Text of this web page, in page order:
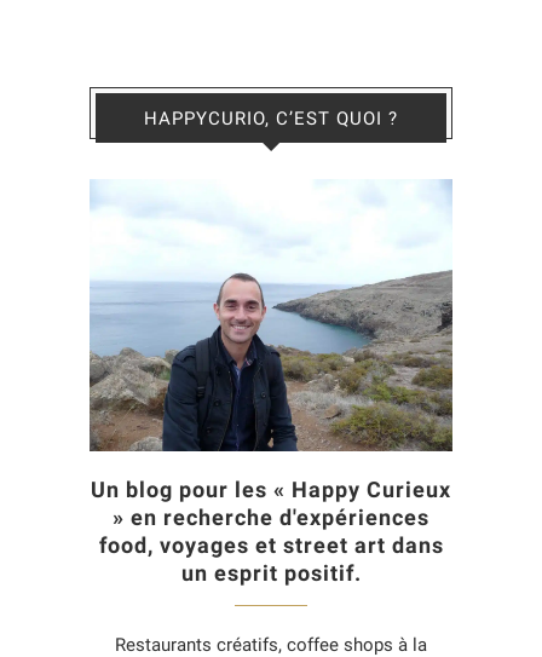
HAPPYCURIO, C’EST QUOI ?
Un blog pour les « Happy Curieux
» en recherche d'expériences
food, voyages et street art dans
un esprit positif.
Restaurants créatifs, coffee shops à la